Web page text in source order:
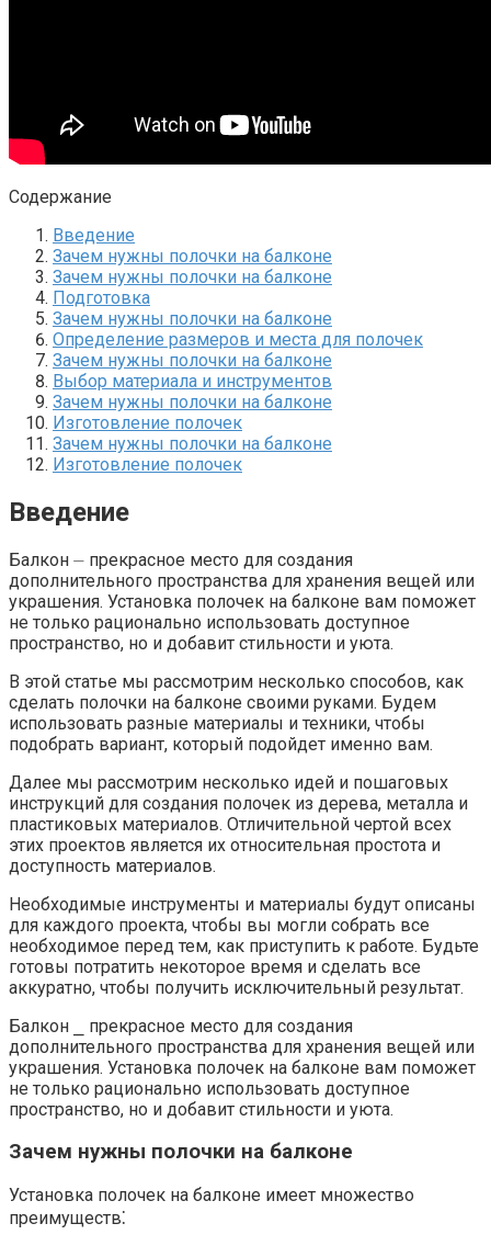
Содержание
Введение
Зачем нужны полочки на балконе
Зачем нужны полочки на балконе
Подготовка
Зачем нужны полочки на балконе
Определение размеров и места для полочек
Зачем нужны полочки на балконе
Выбор материала и инструментов
Зачем нужны полочки на балконе
Изготовление полочек
Зачем нужны полочки на балконе
Изготовление полочек
Введение
Балкон ⏤ прекрасное место для создания
дополнительного пространства для хранения вещей или
украшения.​ Установка полочек на балконе вам поможет
не только рационально использовать доступное
пространство, но и добавит стильности и уюта.​
В этой статье мы рассмотрим несколько способов, как
сделать полочки на балконе своими руками.​ Будем
использовать разные материалы и техники, чтобы
подобрать вариант, который подойдет именно вам.
Далее мы рассмотрим несколько идей и пошаговых
инструкций для создания полочек из дерева, металла и
пластиковых материалов.​ Отличительной чертой всех
этих проектов является их относительная простота и
доступность материалов.​
Необходимые инструменты и материалы будут описаны
для каждого проекта, чтобы вы могли собрать все
необходимое перед тем, как приступить к работе. Будьте
готовы потратить некоторое время и сделать все
аккуратно, чтобы получить исключительный результат.​
Балкон ⎯ прекрасное место для создания
дополнительного пространства для хранения вещей или
украшения. Установка полочек на балконе вам поможет
не только рационально использовать доступное
пространство, но и добавит стильности и уюта.​
Зачем нужны полочки на балконе
Установка полочек на балконе имеет множество
преимуществ⁚